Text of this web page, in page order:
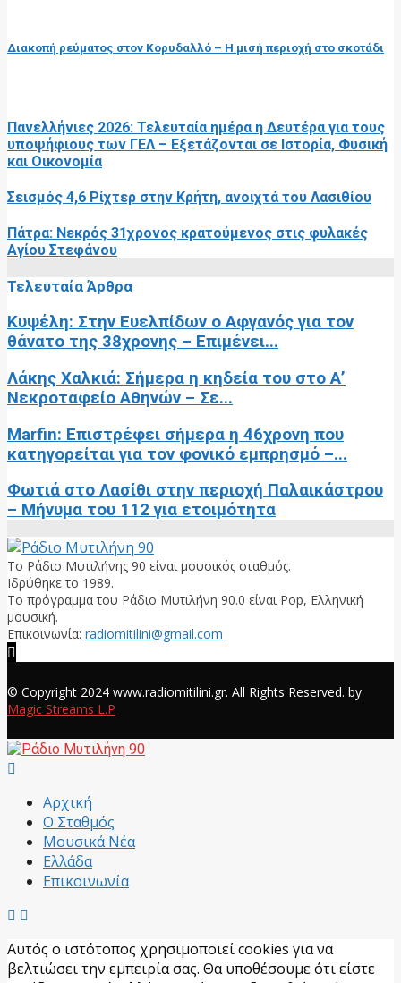
Διακοπή ρεύματος στον Κορυδαλλό – Η μισή περιοχή στο σκοτάδι
Πανελλήνιες 2026: Τελευταία ημέρα η Δευτέρα για τους
υποψήφιους των ΓΕΛ – Εξετάζονται σε Ιστορία, Φυσική
και Οικονομία
Σεισμός 4,6 Ρίχτερ στην Κρήτη, ανοιχτά του Λασιθίου
Πάτρα: Νεκρός 31χρονος κρατούμενος στις φυλακές
Αγίου Στεφάνου
Τελευταία Άρθρα
Κυψέλη: Στην Ευελπίδων ο Αφγανός για τον
θάνατο της 38χρονης – Επιμένει...
Λάκης Χαλκιά: Σήμερα η κηδεία του στο Α’
Νεκροταφείο Αθηνών – Σε...
Marfin: Επιστρέφει σήμερα η 46χρονη που
κατηγορείται για τον φονικό εμπρησμό –...
Φωτιά στο Λασίθι στην περιοχή Παλαικάστρου
– Μήνυμα του 112 για ετοιμότητα
Το Ράδιο Μυτιλήνης 90 είναι μουσικός σταθμός.
Ιδρύθηκε το 1989.
Το πρόγραμμα του Ράδιο Μυτιλήνη 90.0 είναι Pop, Ελληνική
μουσική.
Επικοινωνία: radiomitilini@gmail.com
© Copyright 2024 www.radiomitilini.gr. All Rights Reserved. by
Magic Streams L.P
Αρχική
Ο Σταθμός
Μουσικά Νέα
Ελλάδα
Επικοινωνία
Αυτός ο ιστότοπος χρησιμοποιεί cookies για να
βελτιώσει την εμπειρία σας. Θα υποθέσουμε ότι είστε